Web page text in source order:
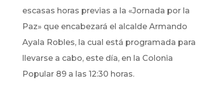
escasas horas previas a la «Jornada por la
Paz» que encabezará el alcalde Armando
Ayala Robles, la cual está programada para
llevarse a cabo, este día, en la Colonia
Popular 89 a las 12:30 horas.